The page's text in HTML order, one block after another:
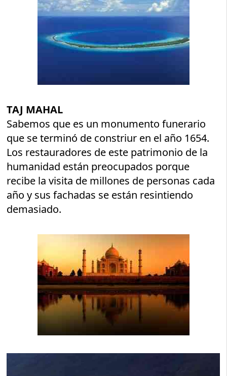
TAJ MAHAL
Sabemos que es un monumento funerario
que se terminó de constriur en el año 1654.
Los restauradores de este patrimonio de la
humanidad están preocupados porque
recibe la visita de millones de personas cada
año y sus fachadas se están resintiendo
demasiado.